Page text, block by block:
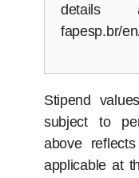
details
fapesp.br/
Stipend
subject to
above
applicable at